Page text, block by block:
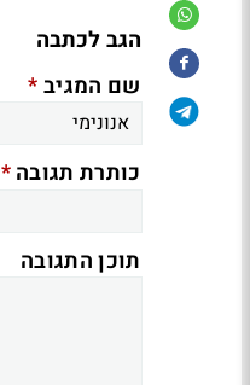
הגב לכתבה
שם המגיב*
כותרת תגובה*
תוכן התגובה